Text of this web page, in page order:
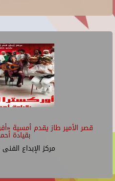
قصر الأمير طاز يقدم أمسية
بقيادة
مركز الإبداع